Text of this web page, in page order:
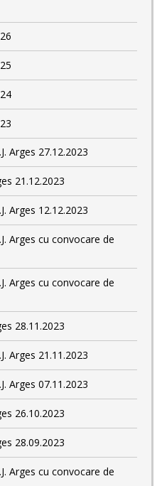
Arges 27.12.2023
21.12.2023
Arges 12.12.2023
Arges cu convocare de
Arges cu convocare de
28.11.2023
Arges 21.11.2023
Arges 07.11.2023
26.10.2023
28.09.2023
Arges cu convocare de